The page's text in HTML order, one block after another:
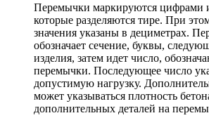
Перемычки маркируются цифрами
которые разделяются тире. При
значения указаны в дециметрах.
обозначает сечение, буквы,
изделия, затем идет число,
перемычки. Последующее число
допустимую нагрузку.
может указываться плотность
дополнительных деталей на